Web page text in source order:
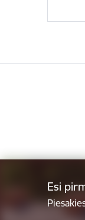
Esi